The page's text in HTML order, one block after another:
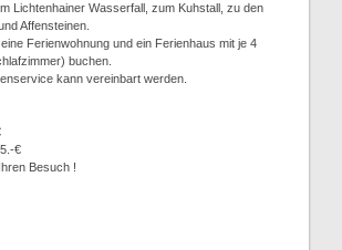
Lichtenhainer Wasserfall, zum Kuhstall, zu den
Affensteinen.
Ferienwohnung und ein Ferienhaus mit je 4
buchen.
kann vereinbart werden.
€
Besuch !